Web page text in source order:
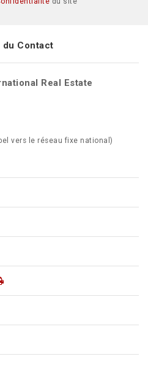
du Contact
Real Estate
vers le réseau fixe national)